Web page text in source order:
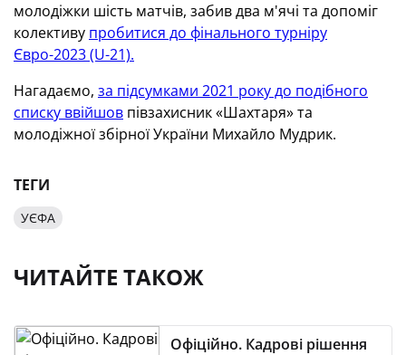
молодіжки шість матчів, забив два м'ячі та допоміг
колективу пробитися до фінального турніру
Євро-2023 (U-21).
Нагадаємо, за підсумками 2021 року до подібного
списку ввійшов півзахисник «Шахтаря» та
молодіжної збірної України Михайло Мудрик.
ТЕГИ
УЄФА
ЧИТАЙТЕ ТАКОЖ
Офіційно. Кадрові рішення